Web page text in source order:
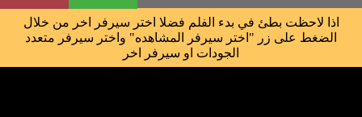
اذا لاحظت بطئ في بدء الفلم فضلا اختر سيرفر اخر من خلال
الضغط على زر "اختر سيرفر المشاهده" واختر سيرفر متعدد
الجودات او سيرفر اخر